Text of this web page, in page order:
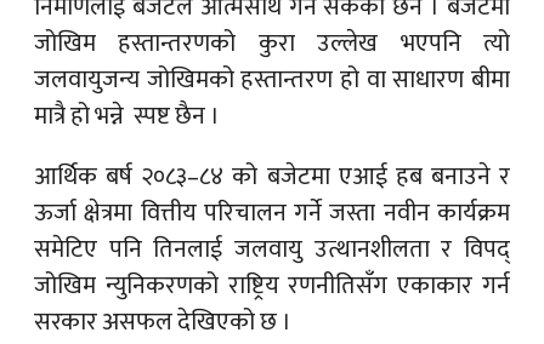
जोखिम हस्तान्तरणको कुरा उल्लेख भएपनि त्यो
जलवायुजन्य जोखिमको हस्तान्तरण हो वा साधारण बीमा
मात्रै हो भन्ने स्पष्ट छैन ।
आर्थिक बर्ष २०८३–८४ को बजेटमा एआई हब बनाउने र
ऊर्जा क्षेत्रमा वित्तीय परिचालन गर्ने जस्ता नवीन कार्यक्रम
समेटिए पनि तिनलाई जलवायु उत्थानशीलता र विपद्
जोखिम न्युनिकरणको राष्ट्रिय रणनीतिसँग एकाकार गर्न
सरकार असफल देखिएको छ ।